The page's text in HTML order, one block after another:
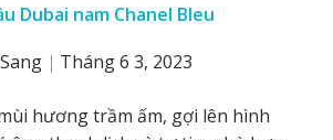
Dubai nam Chanel Bleu
Tháng 6 3, 2023
hương trầm ấm, gợi lên hình